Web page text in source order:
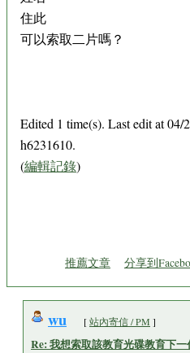
住此
可以索取二片嗎？
Edited 1 time(s). Last edit at
h6231610.
(編輯記錄)
推薦文章 分享到
wu [站內寄信 / PM ]
Re: 我想索取該教育光碟教育下